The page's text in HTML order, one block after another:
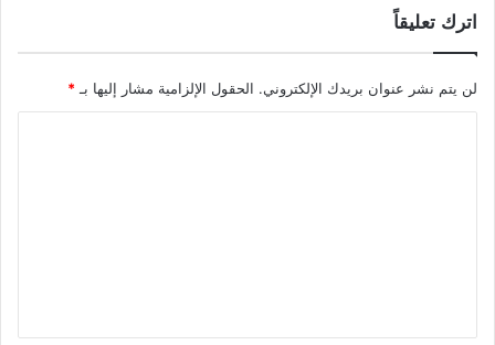
اترك تعليقاً
لن يتم نشر عنوان بريدك الإلكتروني. الحقول الإلزامية مشار إليها بـ *